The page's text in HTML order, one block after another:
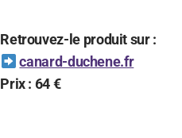
Retrouvez-le produit sur :
canard-duchene.fr
Prix : 64 €